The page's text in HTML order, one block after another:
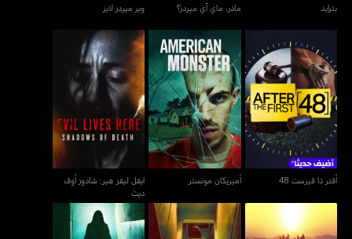
بترايد ماذر، ماي آي ميردر؟ وير ميردر لايز
أفتر ذا فيرست 48
أفتر ذا فيرست 48
أميريكان مونستر
أميريكان مونستر
ايفل ليفز هير: شادوز أوف
ايفل ليفز هير: شادوز أوف
ديث